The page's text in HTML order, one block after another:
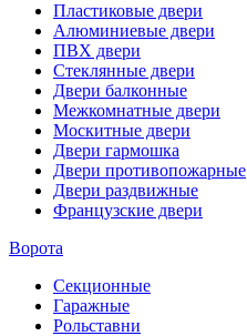
Пластиковые двери
Алюминиевые двери
ПВХ двери
Стеклянные двери
Двери балконные
Межкомнатные двери
Москитные двери
Двери гармошка
Двери противопожарные
Двери раздвижные
Французские двери
Ворота
Секционные
Гаражные
Рольставни